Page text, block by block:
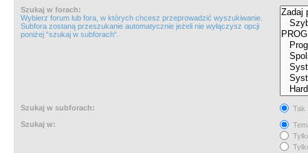
Szukaj w forach:
Wybierz forum lub fora, w których chcesz przeprowadzić wyszukiwanie.
Subfora zostaną przeszukanie automatycznie jeżeli nie wyłączysz opcji
poniżej “szukaj w subforach“.
Szukaj w subforach:
Tak
Szukaj w: